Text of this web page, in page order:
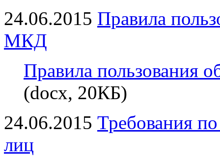
24.06.2015 Правила
МКД
Правила
(docx, 20КБ)
24.06.2015 Требования
лиц